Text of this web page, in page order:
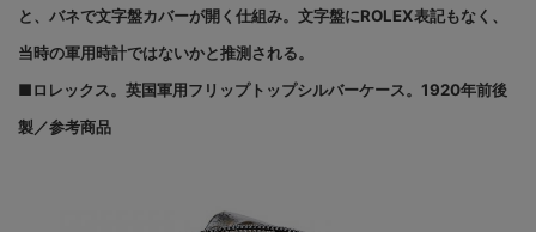
と、バネで文字盤カバーが開く仕組み。文字盤にROLEX表記もなく、
当時の軍用時計ではないかと推測される。
■ロレックス。英国軍用フリップトップシルバーケース。1920年前後
製／参考商品